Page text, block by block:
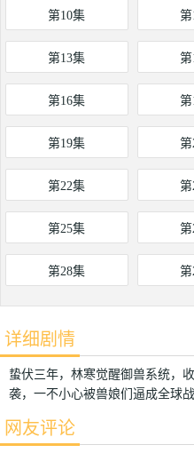
第10集 第
第13集 第
第16集 第
第19集 第
第22集 第
第25集 第
第28集 第
详细剧情
蛰伏三年，林寒觉醒御兽系统，
袭，一不小心被兽娘们逼成全球战
网友评论